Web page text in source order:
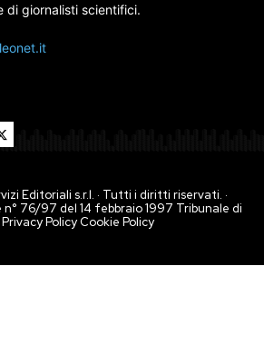
di giornalisti scientifici.
Editoriali s.r.l. · Tutti i diritti riservati. ·
76/97 del 14 febbraio 1997 Tribunale di
Privacy PolicyCookie Policy